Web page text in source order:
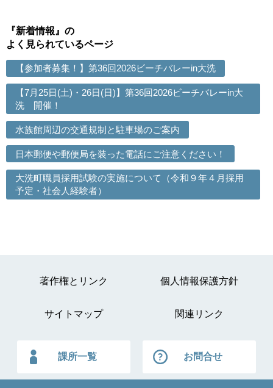
『新着情報』の
よく見られているページ
【参加者募集！】第36回2026ビーチバレーin大洗
【7月25日(土)・26日(日)】第36回2026ビーチバレーin大
洗 開催！
水族館周辺の交通規制と駐車場のご案内
日本郵便や郵便局を装った電話にご注意ください！
大洗町職員採用試験の実施について（令和９年４月採用
予定・社会人経験者）
著作権とリンク 個人情報保護方針
サイトマップ 関連リンク
課所一覧 お問合せ